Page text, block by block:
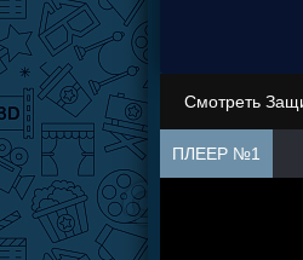
Смотреть
ПЛЕЕР №1